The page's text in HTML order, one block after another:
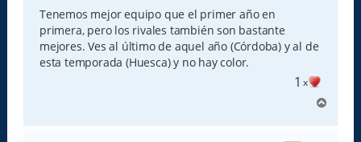
Tenemos mejor equipo que el primer año en
primera, pero los rivales también son bastante
mejores. Ves al último de aquel año (Córdoba) y al de
esta temporada (Huesca) y no hay color.
1 x
r